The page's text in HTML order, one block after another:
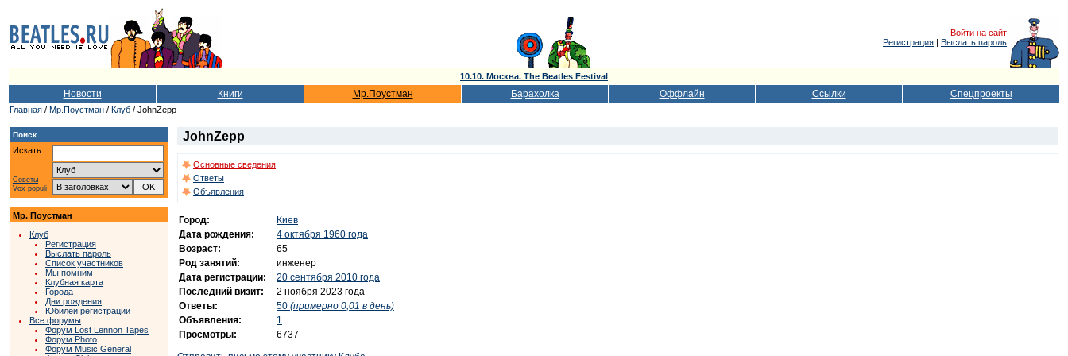
Войти на сайт
Регистрация | Выслать пароль
10.10. Москва. The Beatles Festival
Новости Книги Мр.Поустман Барахолка Оффлайн Ссылки Спецпроекты
Главная / Мр.Поустман / Клуб / JohnZepp
Поиск
Искать:
Советы
Vox populi
Мр. Поустман
Клуб
Регистрация
Выслать пароль
Список участников
Мы помним
Клубная карта
Города
Дни рождения
Юбилеи регистрации
Все форумы
Форум Lost Lennon Tapes
Форум Photo
Форум Music General
JohnZepp
Основные сведения
Ответы
Объявления
Город:
Киев
Дата рождения:
4 октября 1960 года
Возраст:
65
Род занятий:
инженер
Дата регистрации:
20 сентября 2010 года
Последний визит:
2 ноября 2023 года
Ответы:
50 (примерно 0,01 в день)
Объявления:
1
Просмотры:
6737